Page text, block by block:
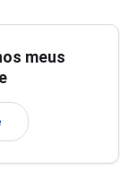
meus